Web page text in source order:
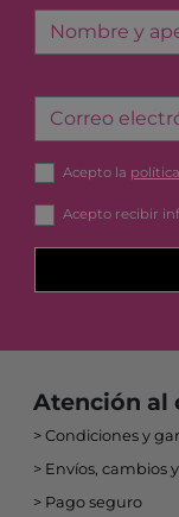
Nombre y
Correo
Acepto la
Acepto recibir
Atención al
Condiciones y
Envíos, cambios
Pago seguro